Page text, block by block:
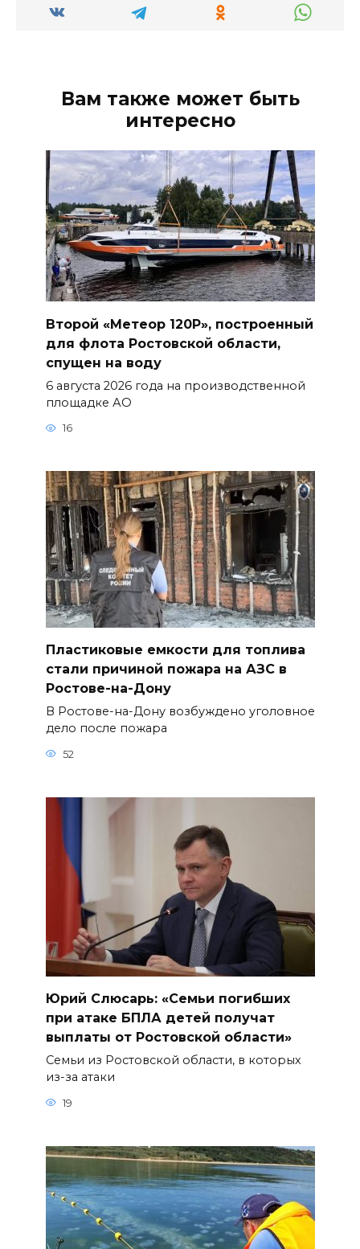
Вам также может быть
интересно
Второй «Метеор 120Р», построенный
для флота Ростовской области,
спущен на воду
6 августа 2026 года на производственной
площадке АО
16
Пластиковые емкости для топлива
стали причиной пожара на АЗС в
Ростове-на-Дону
В Ростове-на-Дону возбуждено уголовное
дело после пожара
52
Юрий Слюсарь: «Семьи погибших
при атаке БПЛА детей получат
выплаты от Ростовской области»
Семьи из Ростовской области, в которых
из-за атаки
19